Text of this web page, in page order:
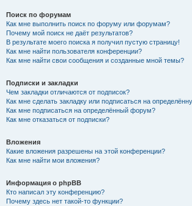
Поиск по форумам
Как мне выполнить поиск по форуму или форумам?
Почему мой поиск не даёт результатов?
В результате моего поиска я получил пустую страницу!
Как мне найти пользователя конференции?
Как мне найти свои сообщения и созданные мной темы?
Подписки и закладки
Чем закладки отличаются от подписок?
Как мне сделать закладку или подписаться на
Как мне подписаться на определённый форум?
Как мне отказаться от подписки?
Вложения
Какие вложения разрешены на этой конференции?
Как мне найти мои вложения?
Информация о phpBB
Кто написал эту конференцию?
Почему здесь нет такой-то функции?